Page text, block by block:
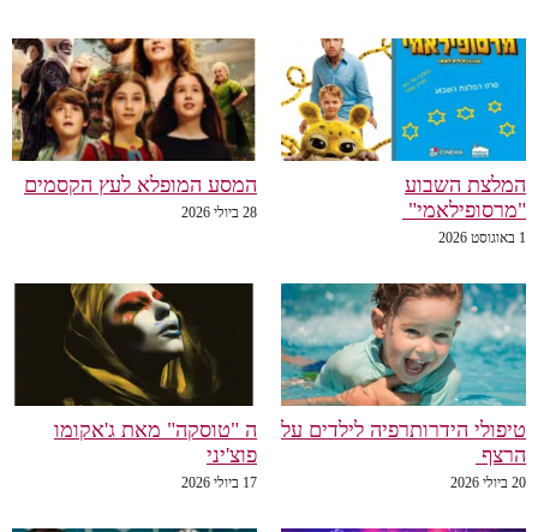
המלצת השבוע
"מרסופילאמי"
1 באוגוסט 2026
המסע המופלא לעץ הקסמים
28 ביולי 2026
טיפולי הידרותרפיה לילדים על
הרצף
20 ביולי 2026
ה "טוסקה" מאת ג'אקומו
פוצ'יני
17 ביולי 2026